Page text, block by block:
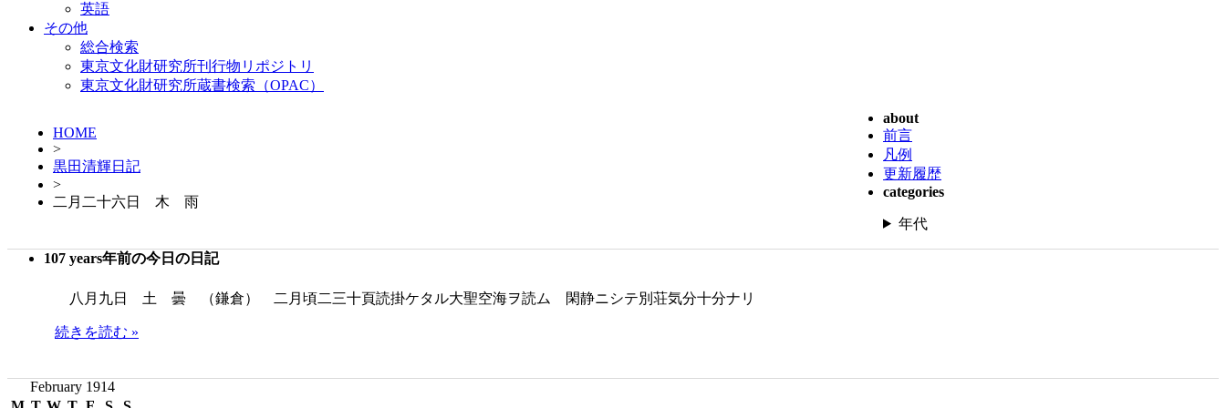
英語
その他
総合検索
東京文化財研究所刊行物リポジトリ
東京文化財研究所蔵書検索（OPAC）
HOME
>
黒田清輝日記
>
二月二十六日 木 雨
about
前言
凡例
更新履歴
categories
年代
107 years年前の今日の日記
八月九日 土 曇 （鎌倉） 二月頃二三十頁読掛ケタル大聖空海ヲ読ム 閑静ニシテ別荘気分十分ナリ
続きを読む »
February 1914